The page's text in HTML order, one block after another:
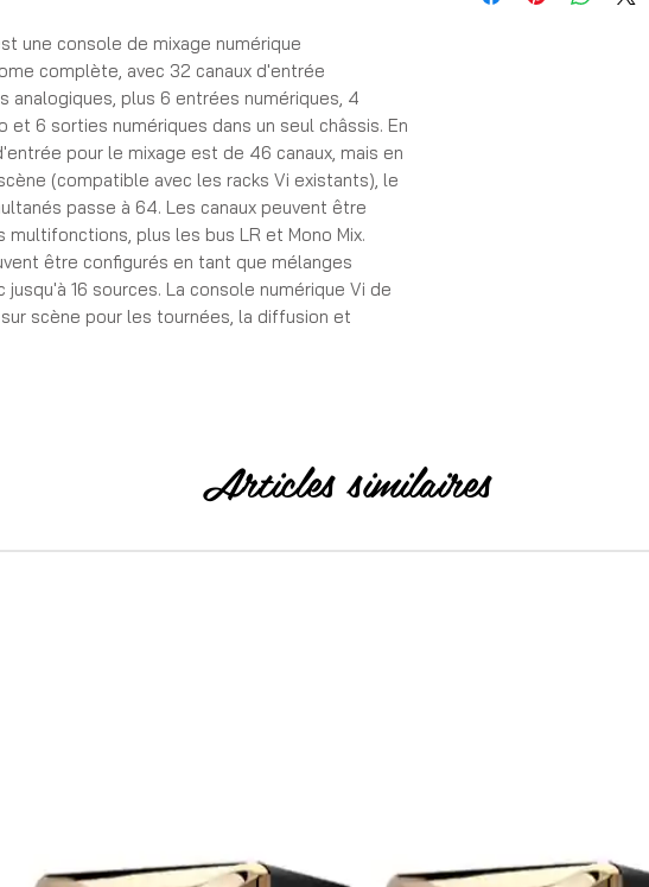
une console de mixage numérique
complète, avec 32 canaux d'entrée
analogiques, plus 6 entrées numériques, 4
6 sorties numériques dans un seul châssis. En
pour le mixage est de 46 canaux, mais en
(compatible avec les racks Vi existants), le
passe à 64. Les canaux peuvent être
multifonctions, plus les bus LR et Mono Mix.
être configurés en tant que mélanges
jusqu'à 16 sources. La console numérique Vi de
scène pour les tournées, la diffusion et
: 80dB @ 1kHz (entrée micro)
✓ En euros TVA incl. (TTC)
Articles similaires